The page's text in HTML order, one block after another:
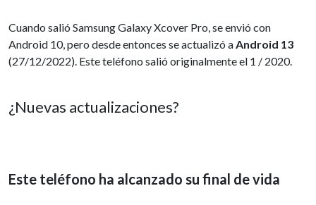
Cuando salió Samsung Galaxy Xcover Pro, se envió con
Android 10, pero desde entonces se actualizó aAndroid 13
(27/12/2022). Este teléfono salió originalmente el 1 / 2020.
¿Nuevas actualizaciones?
Este teléfono ha alcanzado su final de vida